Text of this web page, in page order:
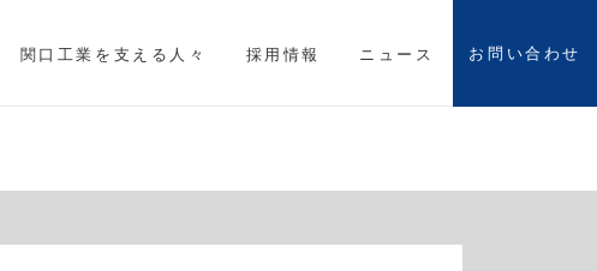
関口工業を支える人々 採用情報 ニュース お問い合わせ